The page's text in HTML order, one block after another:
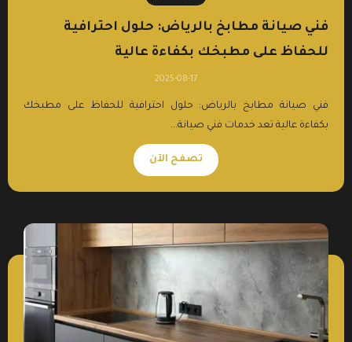
فني صيانة مطابخ بالرياض: حلول احترافية
للحفاظ على مطبخك بكفاءة عالية
2025-08-17
فني صيانة مطابخ بالرياض: حلول احترافية للحفاظ على مطبخك
بكفاءة عالية تعد خدمات فني صيانة...
تصفح الآن